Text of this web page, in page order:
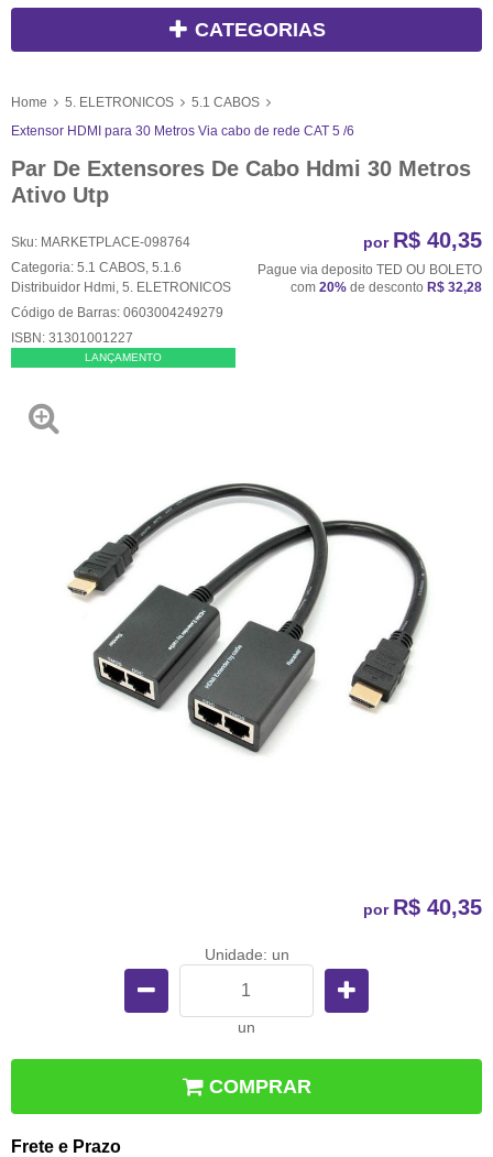
CATEGORIAS
Home 5. ELETRONICOS
5.1 CABOS
Extensor HDMI para 30 Metros Via cabo de rede CAT 5 /6
Par De Extensores De Cabo Hdmi 30 Metros
Ativo Utp
Sku: MARKETPLACE-098764
Categoria: 5.1 CABOS 5.1.6
Distribuidor Hdmi 5. ELETRONICOS
Código de Barras: 0603004249279
ISBN: 31301001227
LANÇAMENTO
por R$ 40,35
Pague via deposito TED OU BOLETO
com 20% de desconto R$ 32,28
por R$ 40,35
Unidade: un
un
COMPRAR
Frete e Prazo